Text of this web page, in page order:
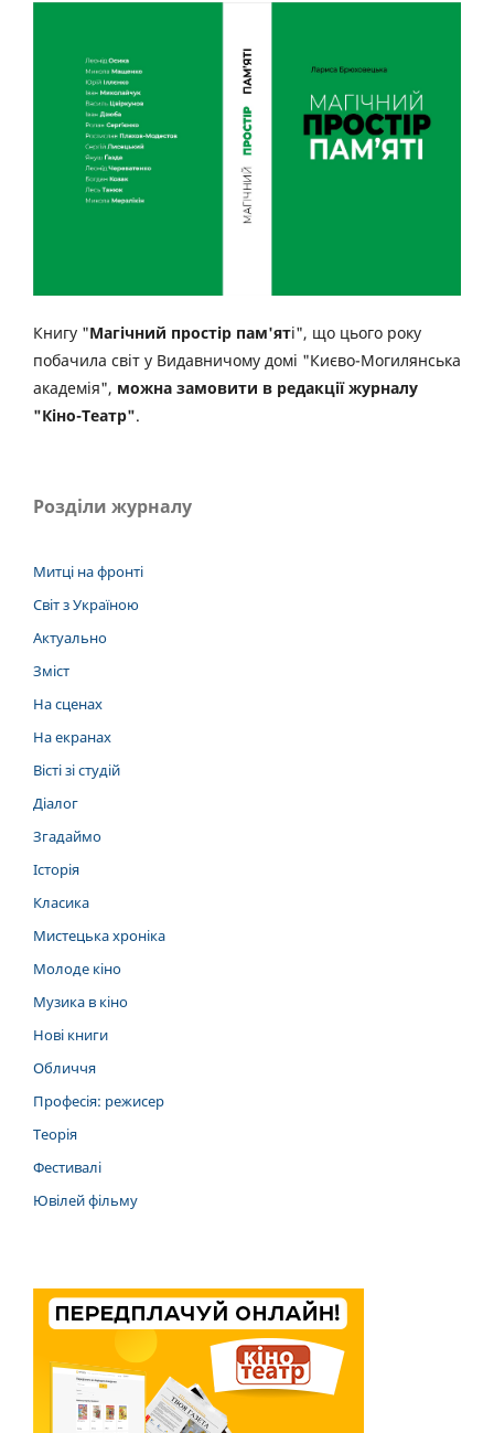
Книгу "Магічний простір пам'яті", що цього року
побачила світ у Видавничому домі "Києво-Могилянська
академія", можна замовити в редакції журналу
"Кіно-Театр".
Розділи журналу
Митці на фронті
Світ з Україною
Актуально
Зміст
На сценах
На екранах
Вісті зі студій
Діалог
Згадаймо
Історія
Класика
Мистецька хроніка
Молоде кіно
Музика в кіно
Нові книги
Обличчя
Професія: режисер
Теорія
Фестивалі
Ювілей фільму